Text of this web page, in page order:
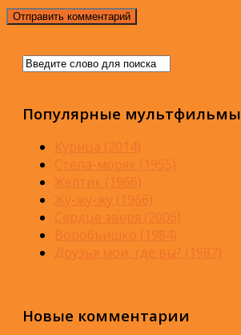
Популярные мультфильмы
Курица (2014)
Стёпа-моряк (1955)
Желтик (1966)
Жу-жу-жу (1966)
Сердце зверя (2006)
Воробьишко (1984)
Друзья мои, где вы? (1987)
Новые комментарии